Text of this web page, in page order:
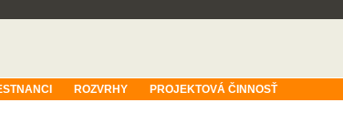
ROZVRHY PROJEKTOVÁ ČINNOSŤ